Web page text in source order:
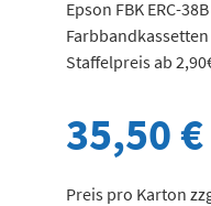
Epson FBK ERC-
Staffelpreis ab
35,50 €
Preis pro Karton